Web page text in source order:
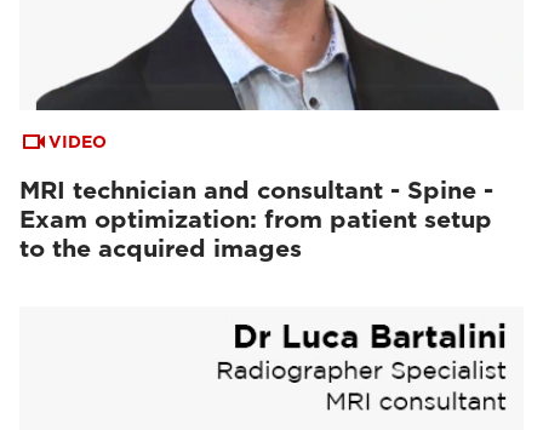
VIDEO
MRI technician and consultant - Spine -
Exam optimization: from patient setup
to the acquired images